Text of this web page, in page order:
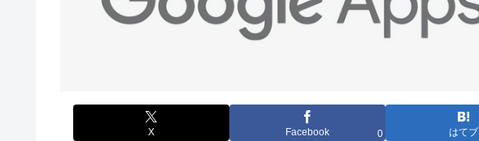
X Facebook 0 はてブ